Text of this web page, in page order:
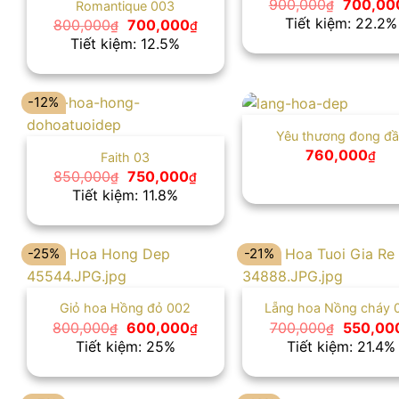
Romantique 003
800,000₫ Giá
gốc
là:
700,000₫Giá
hiện
700,000₫.
Tiết kiệm: 12.5%
900,000₫
gốc
là:
Tiết kiệm: 22.2%
-12%
Faith 03
850,000₫ Giá
gốc
là:
750,000₫Giá
750,000₫.
Tiết kiệm: 11.8%
Yêu thương đong
760,000₫
-25%
Giỏ hoa Hồng đỏ 002
800,000₫ Giá
gốc
là:
600,000₫Giá
600,000₫.
Tiết kiệm: 25%
-21%
Lẵng hoa Nồng cháy
700,000₫
Giá
gốc
là:
Tiết kiệm: 21.4%